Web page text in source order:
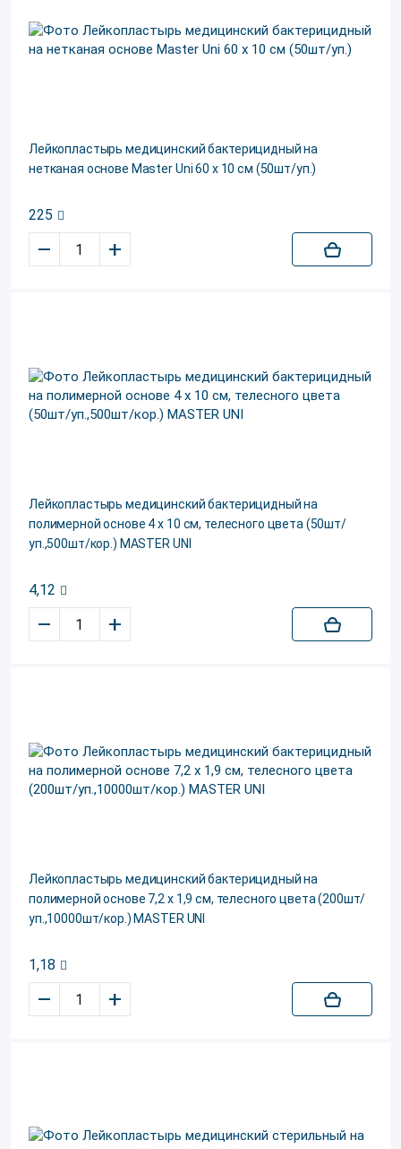
Лейкопластырь медицинский бактерицидный на
нетканая основе Master Uni 60 х 10 см (50шт/уп.)
225
– +
Лейкопластырь медицинский бактерицидный на
полимерной основе 4 х 10 см, телесного цвета (50шт/
уп.,500шт/кор.) MASTER UNI
4,12
– +
Лейкопластырь медицинский бактерицидный на
полимерной основе 7,2 х 1,9 см, телесного цвета (200шт/
уп.,10000шт/кор.) MASTER UNI
1,18
– +